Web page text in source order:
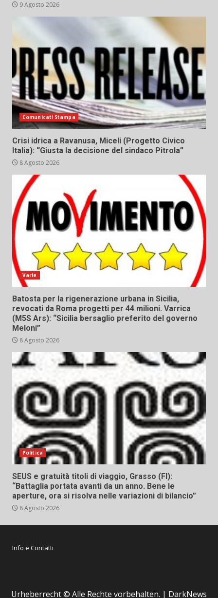
9 Agosto 2026
Comunicati Stampa
Crisi idrica a Ravanusa, Miceli (Progetto Civico
Italia): “Giusta la decisione del sindaco Pitrola”
8 Agosto 2026
Varie
Batosta per la rigenerazione urbana in Sicilia,
revocati da Roma progetti per 44 milioni. Varrica
(M5S Ars): “Sicilia bersaglio preferito del governo
Meloni”
8 Agosto 2026
Politica
SEUS e gratuità titoli di viaggio, Grasso (FI):
“Battaglia portata avanti da un anno. Bene le
aperture, ora si risolva nelle variazioni di bilancio”
8 Agosto 2026
Info e Contatti
Urheberrecht © Alle Rechte vorbehalten. | DarkNews